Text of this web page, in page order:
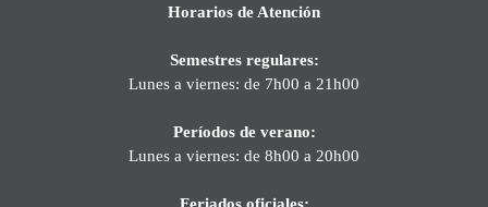
Horarios de Atención
Semestres regulares:
Lunes a viernes: de 7h00 a 21h00
Períodos de verano:
Lunes a viernes: de 8h00 a 20h00
Feriados oficiales: